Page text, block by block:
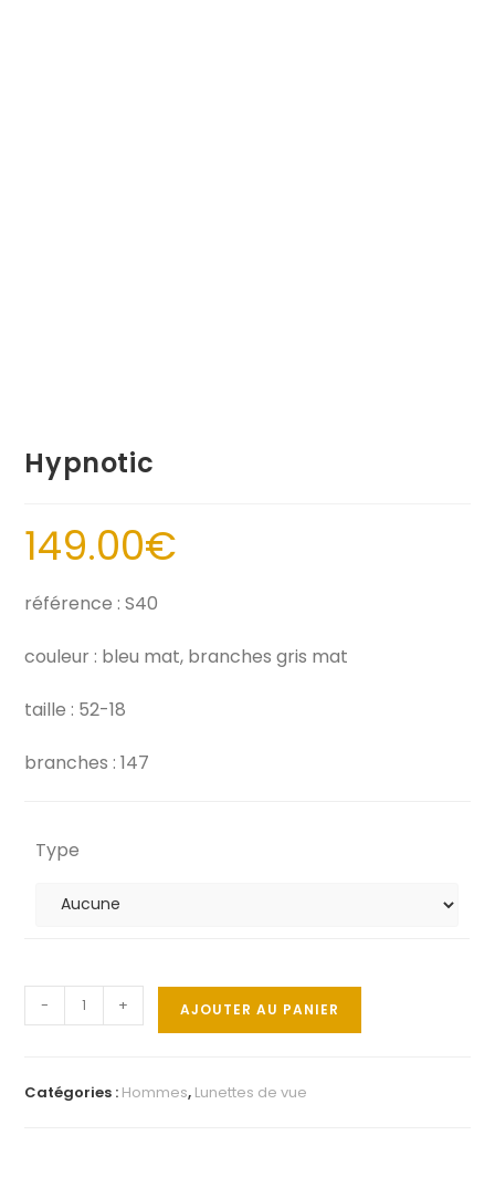
Hypnotic
149.00€
référence : S40
couleur : bleu mat, branches gris mat
taille : 52-18
branches : 147
Type
- + AJOUTER AU PANIER
Catégories : Hommes, Lunettes de vue